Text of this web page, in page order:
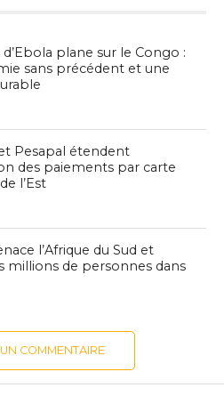
plane sur le Congo :
sans précédent et une
Pesapal étendent
des paiements par carte
l’Est
l’Afrique du Sud et
millions de personnes dans
COMMENTAIRE